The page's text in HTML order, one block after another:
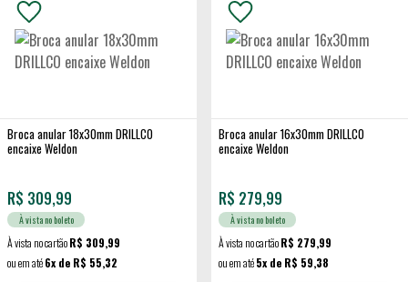
Broca anular 18x30mm DRILLCO
encaixe Weldon
R$ 309,99
À vista no boleto
À vista no cartãoR$ 309,99
ou em até6x de R$ 55,32
Broca anular 16x30mm DRILLCO
encaixe Weldon
R$ 279,99
À vista no boleto
À vista no cartãoR$ 279,99
ou em até5x de R$ 59,38